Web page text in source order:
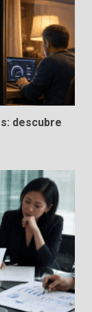
descubre